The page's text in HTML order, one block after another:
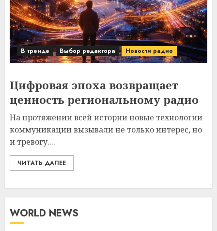
В тренде Выбор редактора Новости радио
Цифровая эпоха возвращает
ценность региональному радио
На протяжении всей истории новые технологии
коммуникации вызывали не только интерес, но
и тревогу....
ЧИТАТЬ ДАЛЕЕ
WORLD NEWS